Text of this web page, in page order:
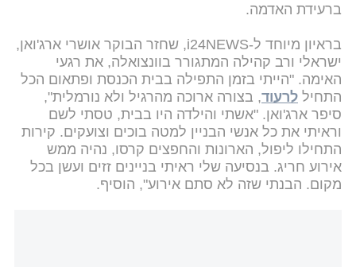
ברעידת האדמה.
בראיון מיוחד ל-i24NEWS, שחזר הבוקר אושרי ארג'ואן,
ישראלי ורב קהילה המתגורר בוונצואלה, את רגעי
האימה. "הייתי בזמן התפילה בבית הכנסת ופתאום הכל
התחיל לרעוד, בצורה ארוכה מהרגיל ולא נורמלית",
סיפר ארג'ואן. "אשתי והילדה היו בבית, טסתי לשם
וראיתי את כל אנשי הבניין למטה בוכים וצועקים. קירות
התחילו ליפול, הארונות והחפצים קרסו, נהיה ממש
אירוע חריג. בנסיעה שלי ראיתי בניינים זזים ועשן בכל
מקום. הבנתי שזה לא סתם אירוע", הוסיף.